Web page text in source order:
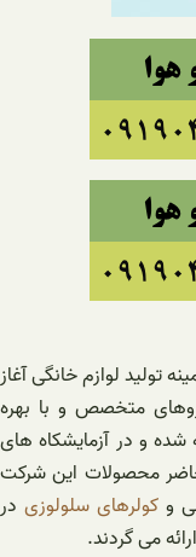
فعالیت خود را از سال 1343 در زمینه تولید لوازم خانگی آغاز
متخصص و با بهره
و در آزمایشکاه های
حاضر محصولات این شرکت
وکولرهای سلولوزی در
می گردند.